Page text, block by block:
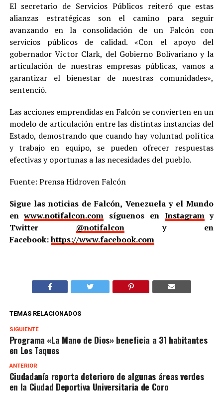
El secretario de Servicios Públicos reiteró que estas
alianzas estratégicas son el camino para seguir
avanzando en la consolidación de un Falcón con
servicios públicos de calidad. «Con el apoyo del
gobernador Víctor Clark, del Gobierno Bolivariano y la
articulación de nuestras empresas públicas, vamos a
garantizar el bienestar de nuestras comunidades»,
sentenció.
Las acciones emprendidas en Falcón se convierten en un
modelo de articulación entre las distintas instancias del
Estado, demostrando que cuando hay voluntad política
y trabajo en equipo, se pueden ofrecer respuestas
efectivas y oportunas a las necesidades del pueblo.
Fuente: Prensa Hidroven Falcón
Sigue las noticias de Falcón, Venezuela y el Mundo
enwww.notifalcon.com síguenos en Instagramy
Twitter @notifalcony en
Facebook:https://www.facebook.com
TEMAS RELACIONADOS
SIGUIENTE
Programa «La Mano de Dios» beneficia a 31 habitantes
en Los Taques
ANTERIOR
Ciudadanía reporta deterioro de algunas áreas verdes
en la Ciudad Deportiva Universitaria de Coro